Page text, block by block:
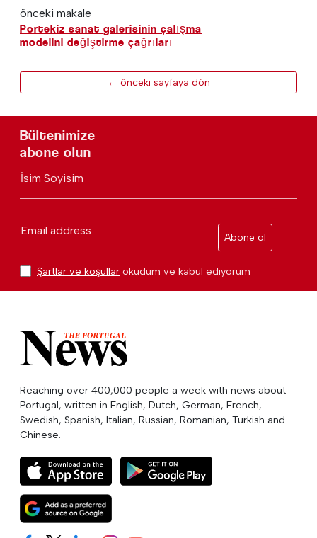
önceki makale
Portekiz sanat galerisinin çalışma
modelini değiştirme çağrıları
← önceki sayfaya dön
Bültenimize
abone olun
İsim Soyisim
Email address
Abone ol
Şartlar ve koşullar okudum ve kabul ediyorum
Reaching over 400,000 people a week with news about
Portugal, written in English, Dutch, German, French,
Swedish, Spanish, Italian, Russian, Romanian, Turkish and
Chinese.